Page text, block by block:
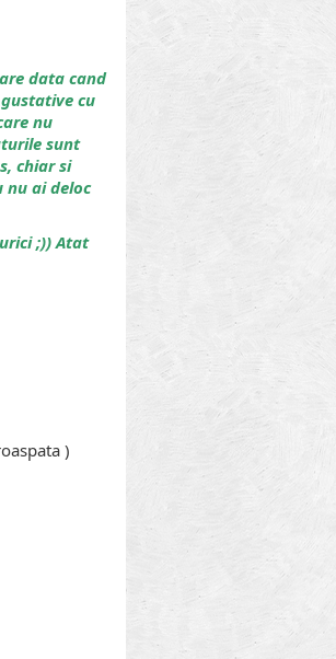
data cand
cu
nu
sunt
chiar si
nu ai deloc
;)) Atat
)